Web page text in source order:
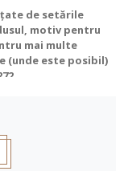
de setările
motiv pentru
mai multe
(unde este posibil)